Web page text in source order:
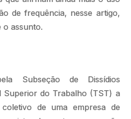
de frequência, nesse artigo,
o assunto.
Subseção de Dissídios
Superior do Trabalho (TST) a
de uma empresa de